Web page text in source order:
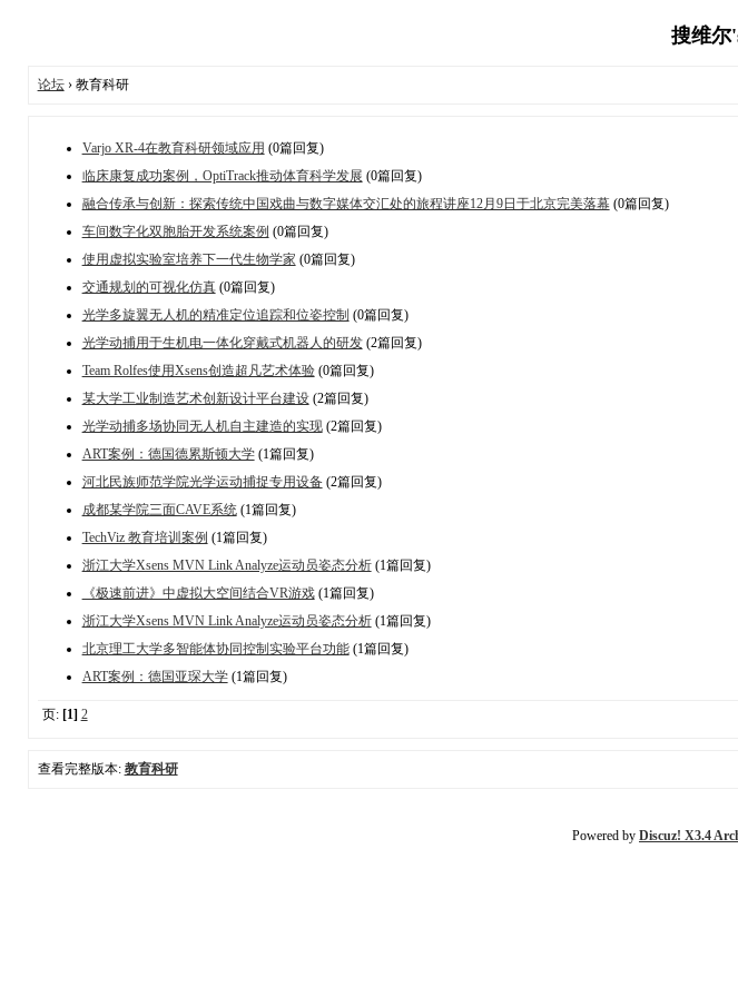
搜维尔
论坛› 教育科研
Varjo XR-4在教育科研领域应用 (0篇回复)
临床康复成功案例，OptiTrack推动体育科学发展 (0篇回复)
融合传承与创新：探索传统中国戏曲与数字媒体交汇处的旅程讲座12月9日于北京完美落幕(0篇回复)
车间数字化双胞胎开发系统案例 (0篇回复)
使用虚拟实验室培养下一代生物学家 (0篇回复)
交通规划的可视化仿真(0篇回复)
光学多旋翼无人机的精准定位追踪和位姿控制 (0篇回复)
光学动捕用于生机电一体化穿戴式机器人的研发(2篇回复)
Team Rolfes使用Xsens创造超凡艺术体验(0篇回复)
某大学工业制造艺术创新设计平台建设(2篇回复)
光学动捕多场协同无人机自主建造的实现(2篇回复)
ART案例：德国德累斯顿大学(1篇回复)
河北民族师范学院光学运动捕捉专用设备(2篇回复)
成都某学院三面CAVE系统(1篇回复)
TechViz 教育培训案例 (1篇回复)
浙江大学Xsens MVN Link Analyze运动员姿态分析(1篇回复)
《极速前进》中虚拟大空间结合VR游戏(1篇回复)
浙江大学Xsens MVN Link Analyze运动员姿态分析(1篇回复)
北京理工大学多智能体协同控制实验平台功能(1篇回复)
ART案例：德国亚琛大学(1篇回复)
页: [1] 2
查看完整版本: 教育科研
Powered by Discuz! X3.4